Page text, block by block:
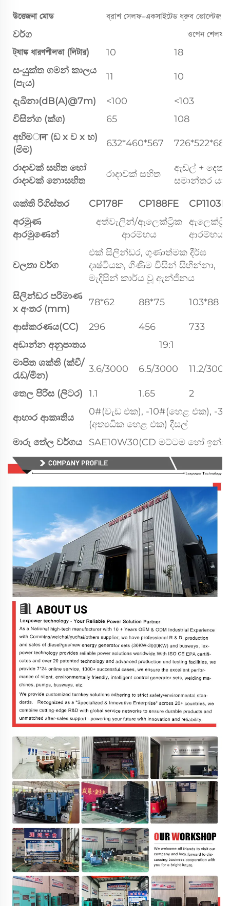
উত্তেজনা মোড
ব্রাশ সেলফ-একসাইটেড ধ্রুব ভোল্টেজ
වර්ග
ওপেন শেলফ
ট্যাঙ্ক ধারণশীলতা (লিটার)
10
18
සංයුක්ත ගමන් කාලය
(පැය)
11 10
දැඛිනා(dB(A)@7m) <100
<103
විසින්ග (ක්ග)
65
108
අභිමान (ඩ x ව x හ)
(මිම)
632*460*567 726*522*685
රාදාවක් සහිත හෝ
රාදාවක් නොසහිත
රාදාවක් සහිත
ඇඩල් + දෙක
සමාන්තර
ශක්ති රිගිස්තර CP178F CP188FE
අරමුණ
ආරමුණෙන්
අත්වැලින්/ඇලෙක්ට්‍රික
ආරම්භය
ආරම්භය
චලතා වර්ග
එක් සිලින්ඩර, ගුණාත්මක දීර්ඝ
දෘෂ්ටියක, ගිණිම විසින් සිහින්නා,
මැදිසින් කාර්ය වූ ඇන්ජිනය
සිලින්ඩර පරිමාණ
x අංතර (mm)
78*62 88*75 103*88
ආස්කරණය(CC) 296 456
733
අඩාන්න අනුපාතය
19:1
මාපිත ශක්ති (ක්වී/
රැඩ/මින)
3.6/3000 6.5/3000 11.2/3000
තෙල පිරිස (ලිටර) 1.1 1.65 2
ආහාර ආකෘතිය
0#(වැඩ එක), -10#(හෙළ එක), -
(අත්‍යධික හෙළ එක) දීසල්
මාරු තේල වර්ගය
SAE10W30(CD මට්ටම හෝ